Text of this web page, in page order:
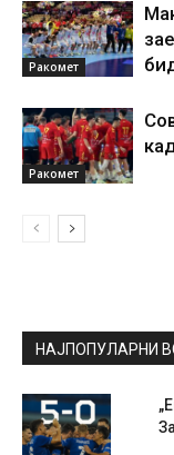
Ракомет
Ракомет
НАЈПОПУЛАРНИ